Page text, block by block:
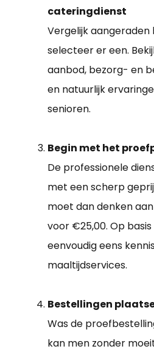
cateringdienst
Vergelijk
selecteer er een.
aanbod, bezorg- en
en natuurlijk
senioren.
Begin met het
De professionele
met een scherp
moet dan denken
voor €25,00. Op
eenvoudig eens
maaltijdservices.
Bestellingen
Was de
kan men zonder